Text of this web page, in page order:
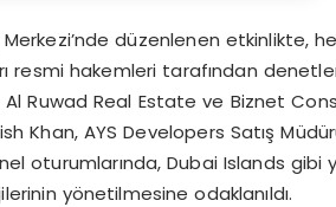
düzenlenen etkinlikte,
resmi hakemleri tarafından
Al Ruwad Real Estate ve Biznet
Khan, AYS Developers Satış
oturumlarında, Dubai Islands
yönetilmesine odaklanıldı.